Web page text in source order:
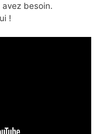
besoin.
!